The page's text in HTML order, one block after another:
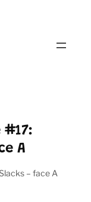
#17:
A
– face A